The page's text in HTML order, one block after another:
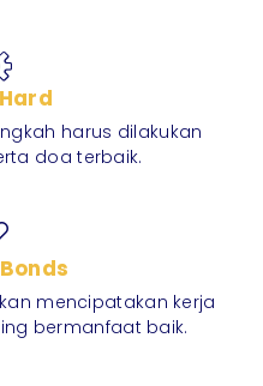
harus dilakukan
doa terbaik.
mencipatakan kerja
bermanfaat baik.